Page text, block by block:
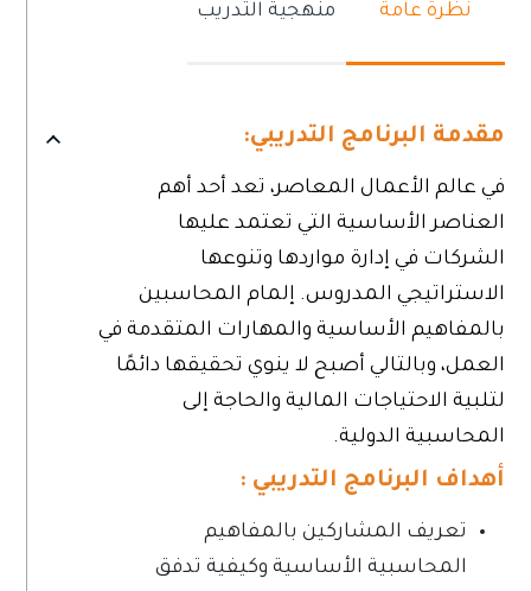
نظرة عامة منهجية التدريب
مقدمة البرنامج التدريبي:
في عالم الأعمال المعاصر، تعد أحد أهم
العناصر الأساسية التي تعتمد عليها
الشركات في إدارة مواردها وتنوعها
الاستراتيجي المدروس. إلمام المحاسبين
بالمفاهيم الأساسية والمهارات المتقدمة في
العمل، وبالتالي أصبح لا ينوي تحقيقها دائمًا
لتلبية الاحتياجات المالية والحاجة إلى
المحاسبية الدولية.
أهداف البرنامج التدريبي :
تعريف المشاركين بالمفاهيم
المحاسبية الأساسية وكيفية تدفق